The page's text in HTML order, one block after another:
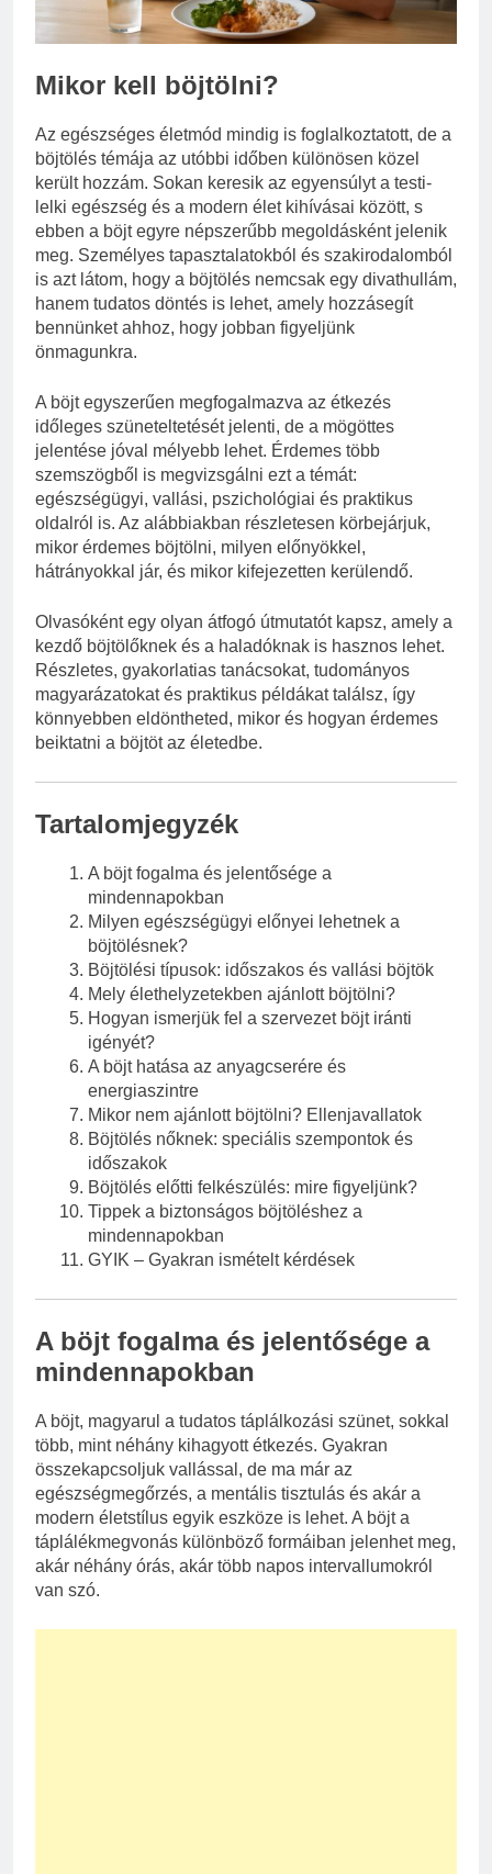
vérnyomás?
3 Nap Ezelőtt
Mikor kell böjtölni?
Az egészséges életmód mindig is foglalkoztatott, de a
böjtölés témája az utóbbi időben különösen közel
került hozzám. Sokan keresik az egyensúlyt a testi-
lelki egészség és a modern élet kihívásai között, s
ebben a böjt egyre népszerűbb megoldásként jelenik
meg. Személyes tapasztalatokból és szakirodalomból
is azt látom, hogy a böjtölés nemcsak egy divathullám,
hanem tudatos döntés is lehet, amely hozzásegít
bennünket ahhoz, hogy jobban figyeljünk
önmagunkra.
A böjt egyszerűen megfogalmazva az étkezés
időleges szüneteltetését jelenti, de a mögöttes
jelentése jóval mélyebb lehet. Érdemes több
szemszögből is megvizsgálni ezt a témát:
egészségügyi, vallási, pszichológiai és praktikus
oldalról is. Az alábbiakban részletesen körbejárjuk,
mikor érdemes böjtölni, milyen előnyökkel,
hátrányokkal jár, és mikor kifejezetten kerülendő.
Olvasóként egy olyan átfogó útmutatót kapsz, amely a
kezdő böjtölőknek és a haladóknak is hasznos lehet.
Részletes, gyakorlatias tanácsokat, tudományos
magyarázatokat és praktikus példákat találsz, így
könnyebben eldöntheted, mikor és hogyan érdemes
beiktatni a böjtöt az életedbe.
Tartalomjegyzék
A böjt fogalma és jelentősége a
mindennapokban
Milyen egészségügyi előnyei lehetnek a
böjtölésnek?
Böjtölési típusok: időszakos és vallási böjtök
Mely élethelyzetekben ajánlott böjtölni?
Hogyan ismerjük fel a szervezet böjt iránti
igényét?
A böjt hatása az anyagcserére és
energiaszintre
Mikor nem ajánlott böjtölni? Ellenjavallatok
Böjtölés nőknek: speciális szempontok és
időszakok
Böjtölés előtti felkészülés: mire figyeljünk?
Tippek a biztonságos böjtöléshez a
mindennapokban
GYIK – Gyakran ismételt kérdések
A böjt fogalma és jelentősége a
mindennapokban
A böjt, magyarul a tudatos táplálkozási szünet, sokkal
több, mint néhány kihagyott étkezés. Gyakran
összekapcsoljuk vallással, de ma már az
egészségmegőrzés, a mentális tisztulás és akár a
modern életstílus egyik eszköze is lehet. A böjt a
táplálékmegvonás különböző formáiban jelenhet meg,
akár néhány órás, akár több napos intervallumokról
van szó.